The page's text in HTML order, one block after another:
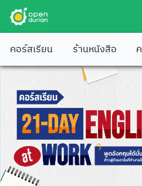
คอร์สเรียน ร้านหนังสือ